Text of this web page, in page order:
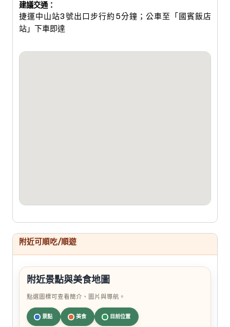
建議交通：
捷運中山站3號出口步行約5分鐘；公車至「國賓飯店
站」下車即達
附近可順吃/順遊
附近景點與美食地圖
點選圖標可查看簡介、圖片與導航。
景點 美食 目前位置